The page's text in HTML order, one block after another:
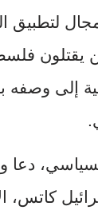
لتطبيق
يقتلون
إلى وصفه
دعا
كاتس،